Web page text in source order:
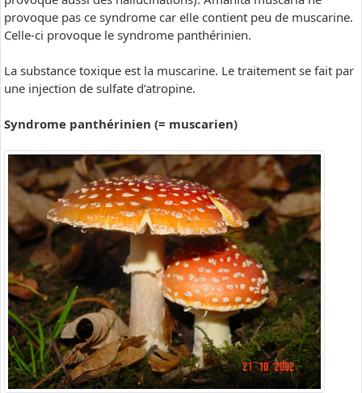
provoque pas ce syndrome car elle contient peu de muscarine.
Celle-ci provoque le syndrome panthérinien.
La substance toxique est la muscarine. Le traitement se fait par
une injection de sulfate d’atropine.
Syndrome panthérinien (= muscarien)